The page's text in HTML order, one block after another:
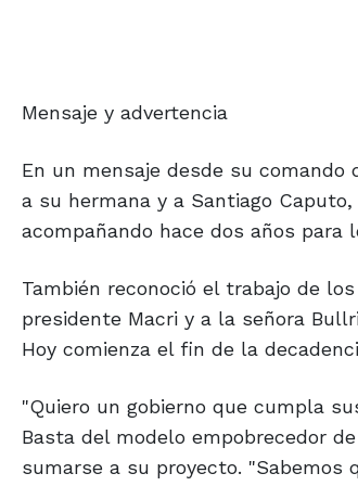
Mensaje y advertencia
En un mensaje desde su comando
a su hermana y a Santiago
acompañando hace dos años
También reconoció el trabajo de
presidente Macri y a la señora
Hoy comienza el fin de la
"Quiero un gobierno que cumpla
Basta del modelo empobrecedor
sumarse a su proyecto. "Sabemos